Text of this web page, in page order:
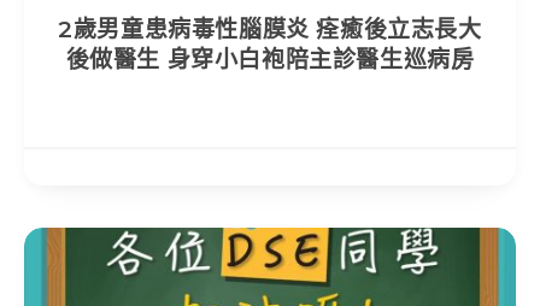
2歲男童患病毒性腦膜炎 痊癒後立志長大
後做醫生 身穿小白袍陪主診醫生巡病房